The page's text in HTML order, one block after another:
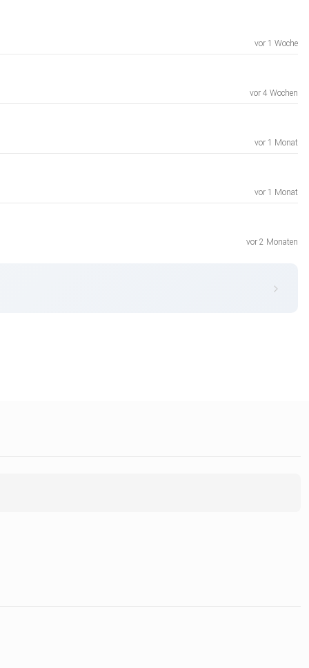
vor 1 Woche
vor 4 Wochen
vor 1 Monat
vor 1 Monat
vor 2 Monaten